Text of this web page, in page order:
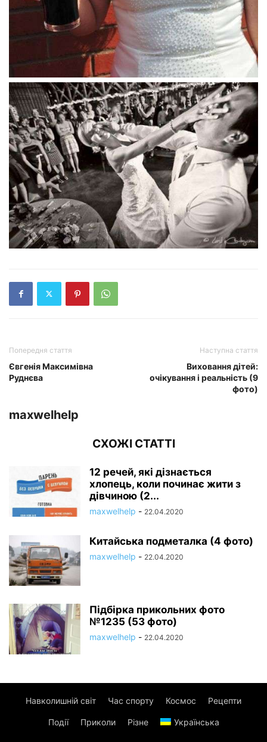
Попередня стаття
Євгенія Максимівна
Руднєва
Наступна стаття
Виховання дітей:
очікування і реальність (9
фото)
maxwelhelp
СХОЖІ СТАТТІ
12 речей, які дізнається
хлопець, коли починає жити з
дівчиною (2...
maxwelhelp - 22.04.2020
Китайська подметалка (4 фото)
maxwelhelp - 22.04.2020
Підбірка прикольних фото
№1235 (53 фото)
maxwelhelp - 22.04.2020
Навколишній світ Час спорту Космос Рецепти
Події Приколи Різне Українська